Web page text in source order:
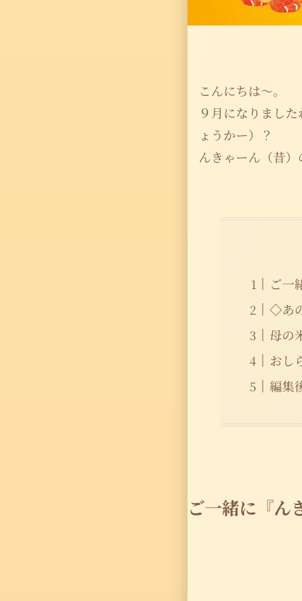
こんにちは〜。
９月になりまし
ょうかー）？
んきゃーん（昔
ご一
◇あ
母の
おし
編集
ご一緒に『ん